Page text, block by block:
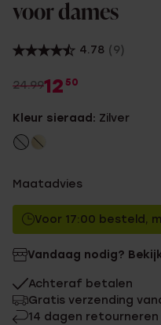
voor dames
4.78 (9)
24.9912 50
Kleur sieraad: Zilver
Maatadvies
Voor 17:00 besteld,
Vandaag nodig?
Achteraf betalen
Gratis verzending
14 dagen retourneren